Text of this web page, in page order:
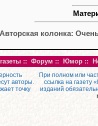
Авторская колонка:
:: Форум :: Юмор ::
авторы.
точку
При полном или
ссылка на газету
изданий